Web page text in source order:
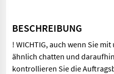
BESCHREIBUNG
! WICHTIG, auch wenn Sie
ähnlich chatten und
kontrollieren Sie die